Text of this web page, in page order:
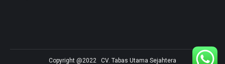
Copyright @2022 CV. Tabas Utama Sejahtera